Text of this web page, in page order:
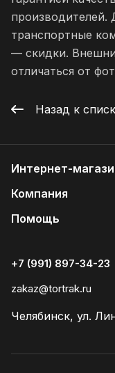
производителей.
транспортные
— скидки.
отличаться от
Назад к
Интернет-
Компания
Помощь
+7 (991) 897-34-23
zakaz@tortrak.ru
Челябинск, ул.